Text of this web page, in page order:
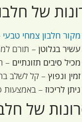
של
מקור חלבון צמחי טבעי
עשיר בגלוטן – תורם
מכיל סיבים תזונתיים –
זמין ונפוץ – קל לשלב
ניתן לריכוז – באמצעות
של